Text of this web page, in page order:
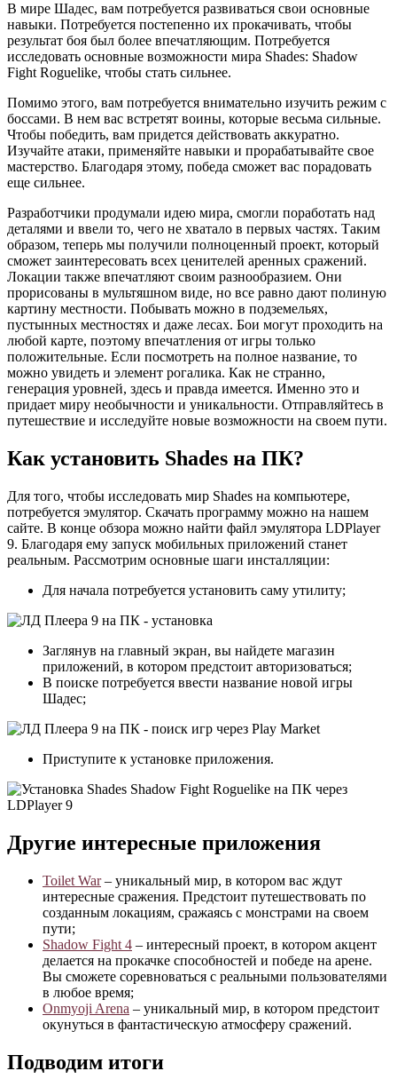
В мире Шадес, вам потребуется развиваться свои основные
навыки. Потребуется постепенно их прокачивать, чтобы
результат боя был более впечатляющим. Потребуется
исследовать основные возможности мира Shades: Shadow
Fight Roguelike, чтобы стать сильнее.
Помимо этого, вам потребуется внимательно изучить режим с
боссами. В нем вас встретят воины, которые весьма сильные.
Чтобы победить, вам придется действовать аккуратно.
Изучайте атаки, применяйте навыки и прорабатывайте свое
мастерство. Благодаря этому, победа сможет вас порадовать
еще сильнее.
Разработчики продумали идею мира, смогли поработать над
деталями и ввели то, чего не хватало в первых частях. Таким
образом, теперь мы получили полноценный проект, который
сможет заинтересовать всех ценителей аренных сражений.
Локации также впечатляют своим разнообразием. Они
прорисованы в мультяшном виде, но все равно дают полиную
картину местности. Побывать можно в подземельях,
пустынных местностях и даже лесах. Бои могут проходить на
любой карте, поэтому впечатления от игры только
положительные. Если посмотреть на полное название, то
можно увидеть и элемент рогалика. Как не странно,
генерация уровней, здесь и правда имеется. Именно это и
придает миру необычности и уникальности. Отправляйтесь в
путешествие и исследуйте новые возможности на своем пути.
Как установить Shades на ПК?
Для того, чтобы исследовать мир Shades на компьютере,
потребуется эмулятор. Скачать программу можно на нашем
сайте. В конце обзора можно найти файл эмулятора LDPlayer
9. Благодаря ему запуск мобильных приложений станет
реальным. Рассмотрим основные шаги инсталляции:
Для начала потребуется установить саму утилиту;
Заглянув на главный экран, вы найдете магазин
приложений, в котором предстоит авторизоваться;
В поиске потребуется ввести название новой игры
Шадес;
Приступите к установке приложения.
Другие интересные приложения
Toilet War– уникальный мир, в котором вас ждут
интересные сражения. Предстоит путешествовать по
созданным локациям, сражаясь с монстрами на своем
пути;
Shadow Fight 4 – интересный проект, в котором акцент
делается на прокачке способностей и победе на арене.
Вы сможете соревноваться с реальными пользователями
в любое время;
Onmyoji Arena – уникальный мир, в котором предстоит
окунуться в фантастическую атмосферу сражений.
Подводим итоги